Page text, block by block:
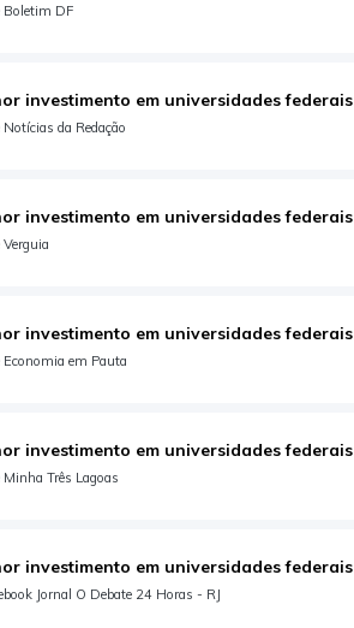
DF
investimento em universidades federais
da Redação
investimento em universidades federais
investimento em universidades federais
em Pauta
investimento em universidades federais
Três Lagoas
investimento em universidades federais
Jornal O Debate 24 Horas - RJ